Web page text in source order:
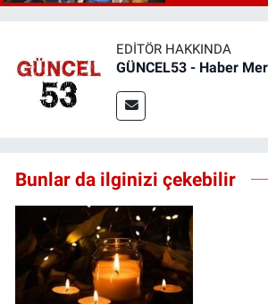
EDITÖR HAKKINDA
GÜNCEL53 - Haber
Bunlar da ilginizi çekebilir